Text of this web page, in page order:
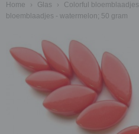
Home › Glas › Colorful bloemblaadjes
bloemblaadjes - watermelon; 50 gram